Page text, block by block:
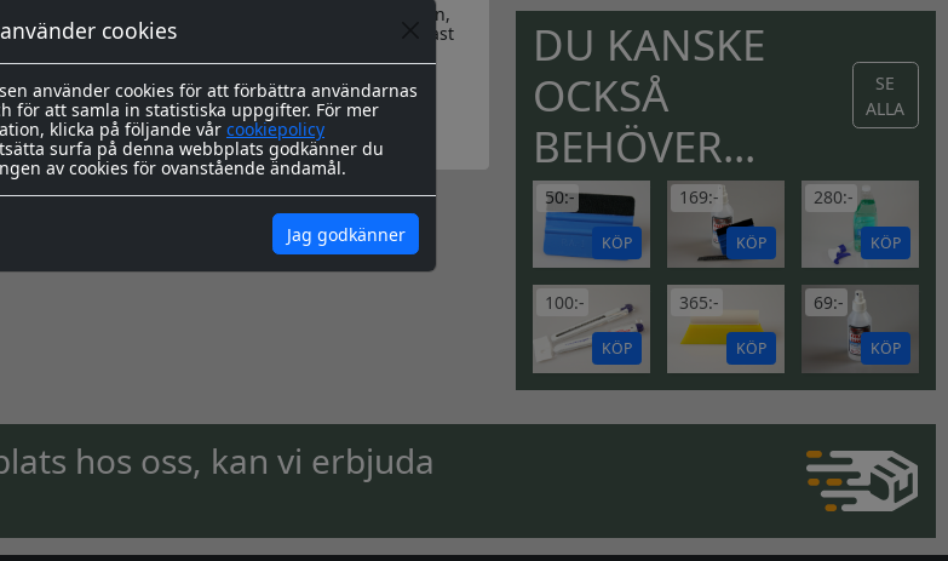
cookies
använder cookies för att förbättra användarnas
för att samla in statistiska uppgifter. För mer
klicka på följande vår cookiepolicy
surfa på denna webbplats godkänner du
av cookies för ovanstående ändamål.
Jag godkänner
med appliceringstape över som håller ihop dekalen,
tas bort efter montering, och kvar sitter då endast
före och efter montagehär
DU KANSKE
OCKSÅ
BEHÖVER...
SE
ALLA
50:-
KÖP
169:-
KÖP
280:-
KÖP
100:-
KÖP
365:-
KÖP
69:-
KÖP
hos oss, kan vi erbjuda